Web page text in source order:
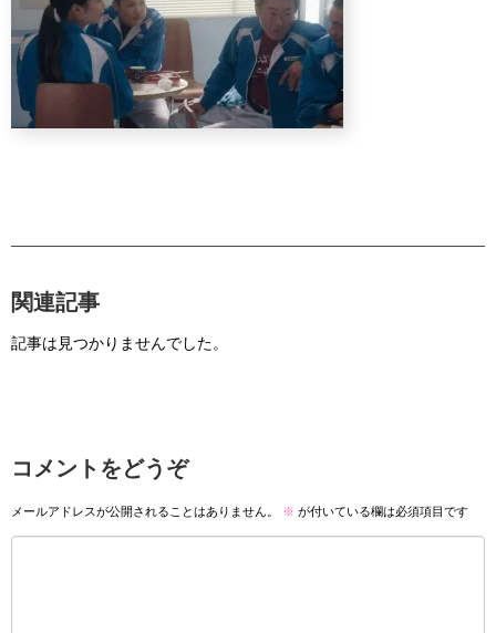
関連記事
記事は見つかりませんでした。
コメントをどうぞ
メールアドレスが公開されることはありません。 ※ が付いている欄は必須項目です